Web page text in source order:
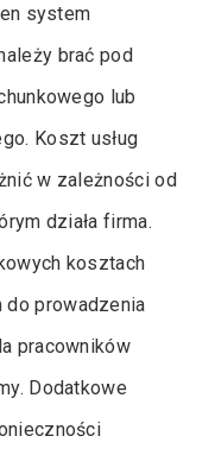
system
brać pod
lub
Koszt usług
w zależności od
działa firma.
kosztach
do prowadzenia
pracowników
Dodatkowe